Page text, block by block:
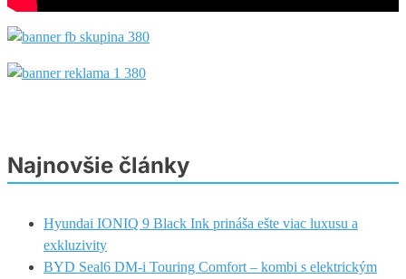
Najnovšie články
Hyundai IONIQ 9 Black Ink prináša ešte viac luxusu a
exkluzivity
BYD Seal6 DM-i Touring Comfort – kombi s elektrickým